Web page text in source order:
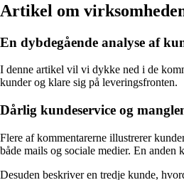
Artikel om
En dybdegående analyse af
I denne artikel vil vi dykke ned i de
kunder og klare sig på leveringsfronten.
Dårlig kundeservice og
Flere af kommentarerne illustrerer
både mails og sociale medier. En anden
Desuden beskriver en tredje kunde,